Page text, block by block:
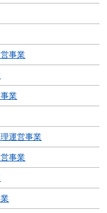
事業
業
運営事業
事業